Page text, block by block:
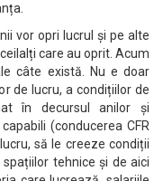
vor opri lucrul și pe alte
care au oprit. Acum
câte există. Nu e doar
de lucru, a condițiilor de
în decursul anilor și
(conducerea CFR
să le creeze condiții
tehnice și de aici